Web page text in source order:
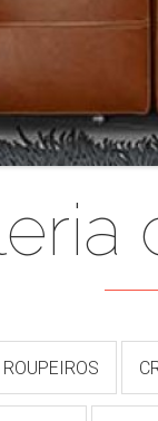
ROUPEIROS